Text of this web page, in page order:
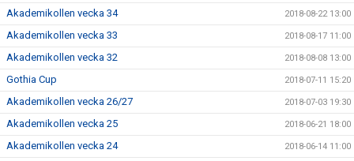
Akademikollen vecka 34 2018-08-22 13:00
Akademikollen vecka 33 2018-08-17 11:00
Akademikollen vecka 32 2018-08-08 13:00
Gothia Cup 2018-07-11 15:20
Akademikollen vecka 26/27 2018-07-03 19:30
Akademikollen vecka 25 2018-06-21 18:00
Akademikollen vecka 24 2018-06-14 11:00